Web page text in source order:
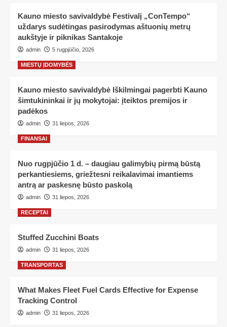
Kauno miesto savivaldybė Festivalį „ConTempo“
uždarys sudėtingas pasirodymas aštuonių metrų
aukštyje ir piknikas Santakoje
admin 5 rugpjūčio, 2026
MIESTŲ ĮDOMYBĖS
Kauno miesto savivaldybė Iškilmingai pagerbti Kauno
šimtukininkai ir jų mokytojai: įteiktos premijos ir
padėkos
admin 31 liepos, 2026
FINANSAI
Nuo rugpjūčio 1 d. – daugiau galimybių pirmą būstą
perkantiesiems, griežtesni reikalavimai imantiems
antrą ar paskesnę būsto paskolą
admin 31 liepos, 2026
RECEPTAI
Stuffed Zucchini Boats
admin 31 liepos, 2026
TRANSPORTAS
What Makes Fleet Fuel Cards Effective for Expense
Tracking Control
admin 31 liepos, 2026